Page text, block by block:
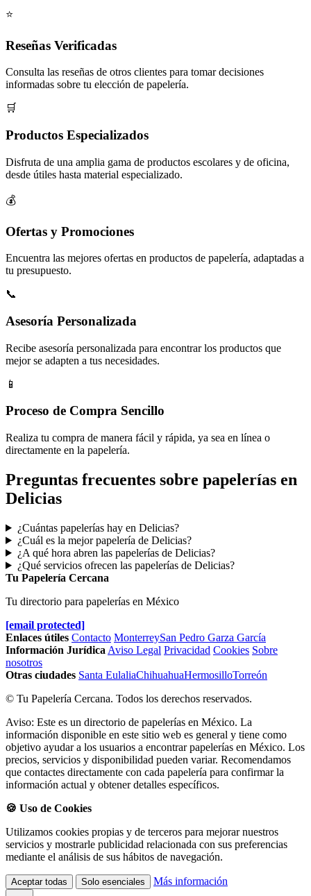
⭐
Reseñas Verificadas
Consulta las reseñas de otros clientes para tomar decisiones
informadas sobre tu elección de papelería.
🛒
Productos Especializados
Disfruta de una amplia gama de productos escolares y de oficina,
desde útiles hasta material especializado.
💰
Ofertas y Promociones
Encuentra las mejores ofertas en productos de papelería, adaptadas a
tu presupuesto.
📞
Asesoría Personalizada
Recibe asesoría personalizada para encontrar los productos que
mejor se adapten a tus necesidades.
📱
Proceso de Compra Sencillo
Realiza tu compra de manera fácil y rápida, ya sea en línea o
directamente en la papelería.
Preguntas frecuentes sobre papelerías en
Delicias
¿Cuántas papelerías hay en Delicias?
¿Cuál es la mejor papelería de Delicias?
¿A qué hora abren las papelerías de Delicias?
¿Qué servicios ofrecen las papelerías de Delicias?
Tu Papelería Cercana
Tu directorio para papelerías en México
[email protected]
Enlaces útiles Contacto MonterreySan Pedro Garza García
Información Jurídica Aviso Legal Privacidad Cookies Sobre
nosotros
Otras ciudades Santa EulaliaChihuahuaHermosilloTorreón
© Tu Papelería Cercana. Todos los derechos reservados.
Aviso: Este es un directorio de papelerías en México. La
información disponible en este sitio web es general y tiene como
objetivo ayudar a los usuarios a encontrar papelerías en México. Los
precios, servicios y disponibilidad pueden variar. Recomendamos
que contactes directamente con cada papelería para confirmar la
información actual y obtener detalles específicos.
🍪 Uso de Cookies
Utilizamos cookies propias y de terceros para mejorar nuestros
servicios y mostrarle publicidad relacionada con sus preferencias
mediante el análisis de sus hábitos de navegación.
Aceptar todas Solo esenciales Más información